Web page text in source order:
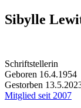
Sibylle
Schriftstellerin
Geboren 16.4.1954
Gestorben
Mitglied seit 2007